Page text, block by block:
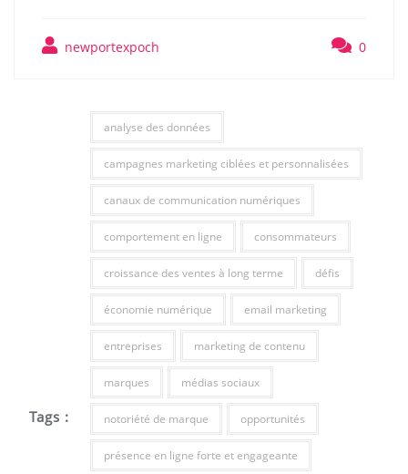
newportexpoch 0
Tags :
analyse des données
campagnes marketing ciblées et personnalisées
canaux de communication numériques
comportement en ligne consommateurs
croissance des ventes à long terme défis
économie numérique email marketing
entreprises marketing de contenu
marques médias sociaux
notoriété de marque opportunités
présence en ligne forte et engageante